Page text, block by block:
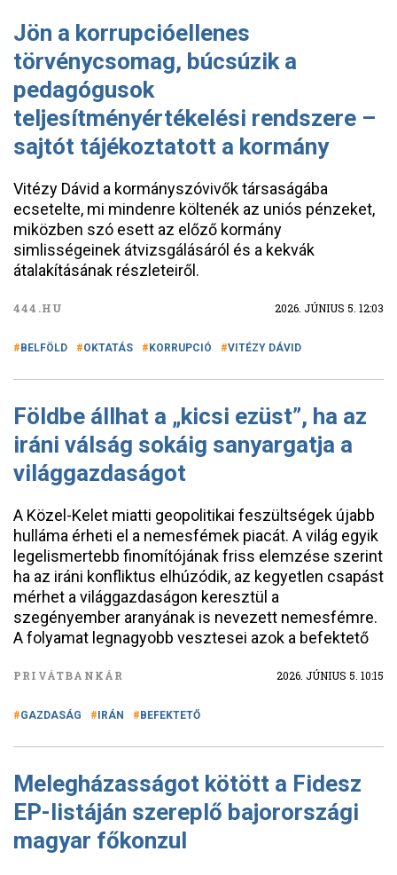
Jön a korrupcióellenes
törvénycsomag, búcsúzik a
pedagógusok
teljesítményértékelési rendszere –
sajtót tájékoztatott a kormány
Vitézy Dávid a kormányszóvivők társaságába
ecsetelte, mi mindenre költenék az uniós pénzeket,
miközben szó esett az előző kormány
simlisségeinek átvizsgálásáról és a kekvák
átalakításának részleteiről.
444.HU 2026. JÚNIUS 5. 12:03
BELFÖLD OKTATÁS KORRUPCIÓ VITÉZY DÁVID
Földbe állhat a „kicsi ezüst”, ha az
iráni válság sokáig sanyargatja a
világgazdaságot
A Közel-Kelet miatti geopolitikai feszültségek újabb
hulláma érheti el a nemesfémek piacát. A világ egyik
legelismertebb finomítójának friss elemzése szerint
ha az iráni konfliktus elhúzódik, az kegyetlen csapást
mérhet a világgazdaságon keresztül a
szegényember aranyának is nevezett nemesfémre.
A folyamat legnagyobb vesztesei azok a befektető
PRIVÁTBANKÁR 2026. JÚNIUS 5. 10:15
GAZDASÁG IRÁN BEFEKTETŐ
Melegházasságot kötött a Fidesz
EP-listáján szereplő bajorországi
magyar főkonzul